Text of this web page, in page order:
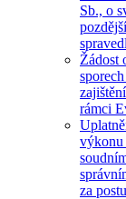
Sb., o
Žádost
rámci
výkonu
za